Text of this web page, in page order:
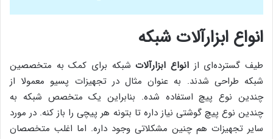
انواع ابزارآلات شبکه
طیف گسترده‌ای از انواع ابزارآلاتشبکه برای کمک به متخصصین
شبکه طراحی شدند. به عنوان مثال در تجهیزات پسیو معمولا از
چندین نوع پیچ استفاده شده. بنابراین یک متخصص شبکه به
چندین نوع پیچ گوشتی نیاز داره تا بتونه هر پیچی را باز کنه. در مورد
سایر تجهیزات هم چنین مشکلاتی وجود داره. اما اغلب متخصصان